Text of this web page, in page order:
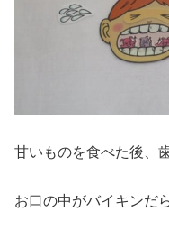
甘いものを食べた後、
お口の中がバイキンだ